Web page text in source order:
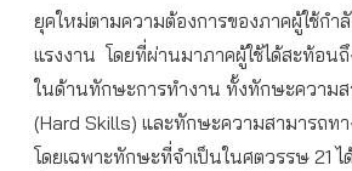
ยุคใหม่ตามความต้องการของภาคผู้ใช้กำ
แรงงาน โดยที่ผ่านมาภาคผู้ใช้ได้สะท้อ
ในด้านทักษะการทำงาน ทั้งทักษะความ
(Hard Skills) และทักษะความสามารถท
โดยเฉพาะทักษะที่จำเป็นในศตวรรษ 21